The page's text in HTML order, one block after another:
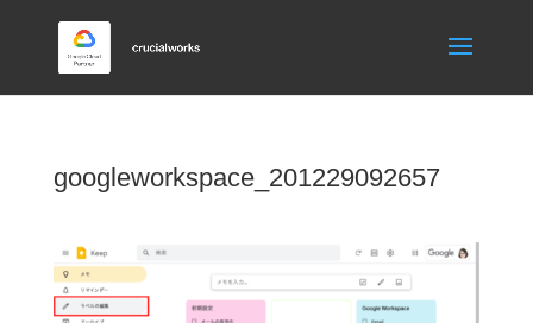
googleworkspace_201229092657